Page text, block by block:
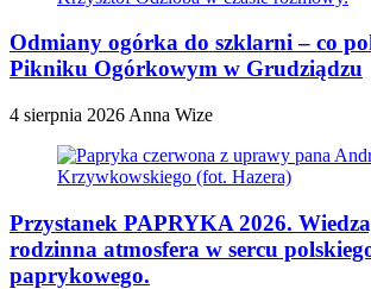
Odmiany ogórka do szklarni – co
Pikniku Ogórkowym w Grudziądzu
4 sierpnia 2026 Anna Wize
Przystanek PAPRYKA 2026.
rodzinna atmosfera w sercu
paprykowego.